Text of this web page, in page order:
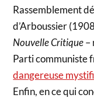
Rassemblement
d’Arboussier
Nouvelle Critique–
Parti communiste
dangereuse
Enfin, en ce qui